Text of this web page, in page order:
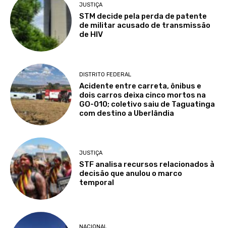
JUSTIÇA
STM decide pela perda de patente
de militar acusado de transmissão
de HIV
DISTRITO FEDERAL
Acidente entre carreta, ônibus e
dois carros deixa cinco mortos na
GO-010; coletivo saiu de Taguatinga
com destino a Uberlândia
JUSTIÇA
STF analisa recursos relacionados à
decisão que anulou o marco
temporal